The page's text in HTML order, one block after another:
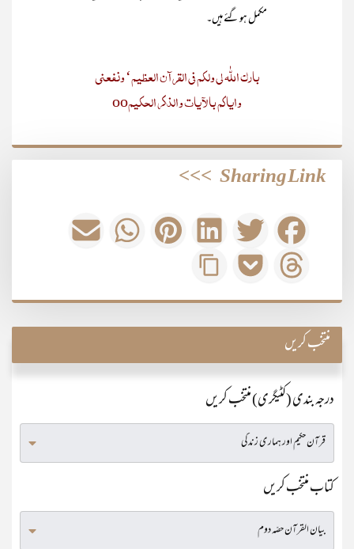
مکمل ہو گئے ہیں۔
بارک اللّٰہ لی ولکم فی القرآن العظیم‘ ونفعنی
وایاکم بالآیات والذکر الحکیمoo
Sharing Link
>>>
منتخب کریں
درجہ بندی (کٹیگری) منتخب کریں
کتاب منتخب کریں